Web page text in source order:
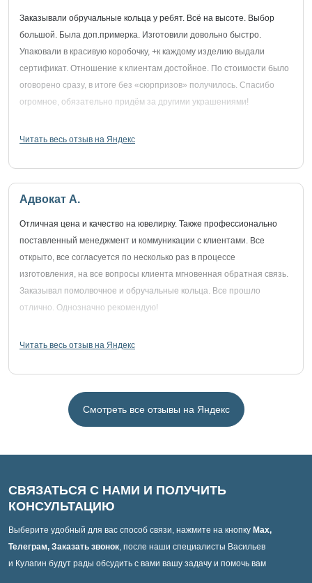
Заказывали обручальные кольца у ребят. Всё на высоте. Выбор
большой. Была доп.примерка. Изготовили довольно быстро.
Упаковали в красивую коробочку, +к каждому изделию выдали
сертификат. Отношение к клиентам достойное. По стоимости было
оговорено сразу, в итоге без «сюрпризов» получилось. Спасибо
огромное, обязательно придём за другими украшениями!
Читать весь отзыв на Яндекс
Адвокат А.
Отличная цена и качество на ювелирку. Также профессионально
поставленный менеджмент и коммуникации с клиентами. Все
открыто, все согласуется по несколько раз в процессе
изготовления, на все вопросы клиента мгновенная обратная связь.
Заказывал помолвочное и обручальные кольца. Все прошло
отлично. Однозначно рекомендую!
Читать весь отзыв на Яндекс
Смотреть все отзывы на Яндекс
СВЯЗАТЬСЯ С НАМИ И ПОЛУЧИТЬ
КОНСУЛЬТАЦИЮ
Выберите удобный для вас способ связи, нажмите на кнопку Max,
Телеграм, Заказать звонок, после наши специалисты Васильев
и Кулагин будут рады обсудить с вами вашу задачу и помочь вам